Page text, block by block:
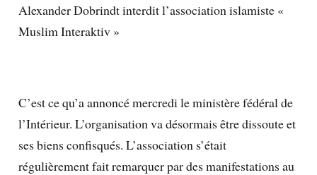
Alexander Dobrindt interdit l’association islamiste «
Muslim Interaktiv »
C’est ce qu’a annoncé mercredi le ministère fédéral de
l’Intérieur. L’organisation va désormais être dissoute et
ses biens confisqués. L’association s’était
régulièrement fait remarquer par des manifestations au